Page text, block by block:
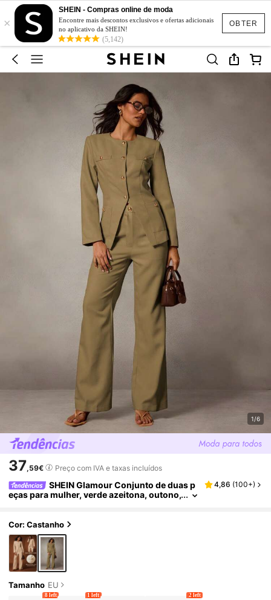
OBTER
×
SHEIN - Compras online de moda
Encontre mais descontos exclusivos e ofertas adicionais
no aplicativo da SHEIN!
(5,142)
1/6
37,59€ Preço com IVA e taxas incluídos
SHEIN Glamour Conjunto de duas p
eças para mulher, verde azeitona, outono,
mprida com abotoamento simples e calças, pr
ofissional
4,86 (100+)
Cor: Castanho
Tamanho EU
8 left 1 left 2 left